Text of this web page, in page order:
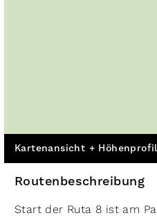
Kartenansicht + Höhenprofil
Routenbeschreibung
Start der Ruta 8 ist am